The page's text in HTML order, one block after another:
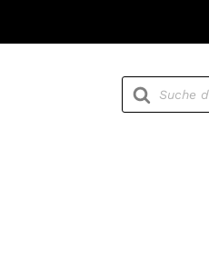
Products
search